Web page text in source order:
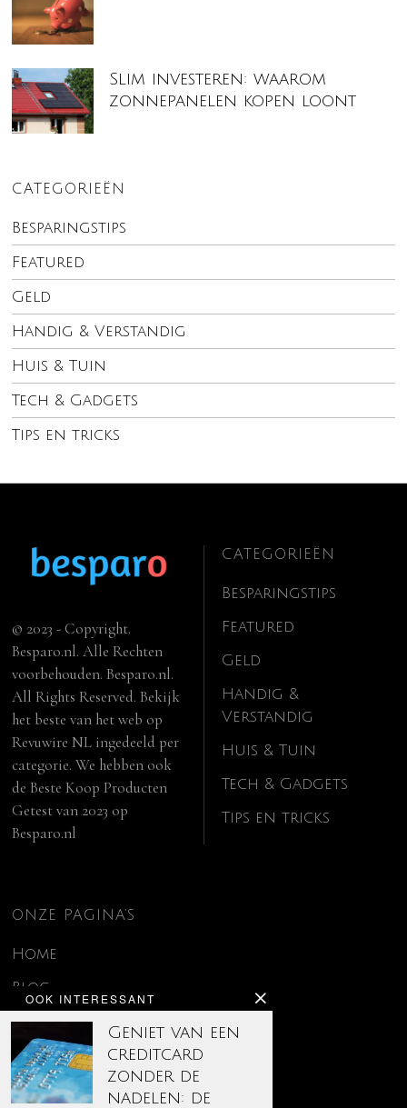
Slim investeren: waarom
zonnepanelen kopen loont
CATEGORIEËN
Besparingstips
Featured
Geld
Handig & Verstandig
Huis & Tuin
Tech & Gadgets
Tips en tricks
OOK INTERESSANT
Geniet van een
creditcard
zonder de
nadelen: de
© 2023 - Copyright.
Besparo.nl. Alle Rechten
voorbehouden. Besparo.nl.
All Rights Reserved. Bekijk
het beste van het web op
Revuwire NL ingedeeld per
categorie. We hebben ook
deBeste Koop Producten
Getest van 2023 op
Besparo.nl
CATEGORIEËN
Besparingstips
Featured
Geld
Handig &
Verstandig
Huis & Tuin
Tech & Gadgets
Tips en tricks
ONZE PAGINA’S
Home
Blog
Contact
Disclaimer
Over ons